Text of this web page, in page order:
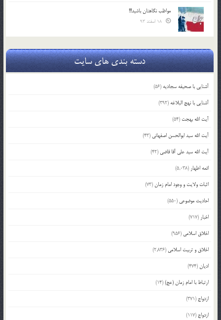
مواظب نگاهتان باشید!!!
دسته بندی های سایت
آشنایی با صحیفه سجادیه (56)
آشنایی با نهج البلاغه (392)
آیت الله بهجت (54)
آیت الله سید ابوالحسن اصفهانی (43)
آیت الله سید علی آقا قاضی (42)
ائمه اطهار (5,038)
اثبات ولایت و وجود امام زمان(73)
احادیث موضوعی (550)
اخبار (717)
اخلاق اسلامی (956)
اخلاق و تربیت اسلامی (2,836)
ادیان(474)
ارتباط با امام زمان (عج)(14)
ازدواج (371)
ازدواج (117)